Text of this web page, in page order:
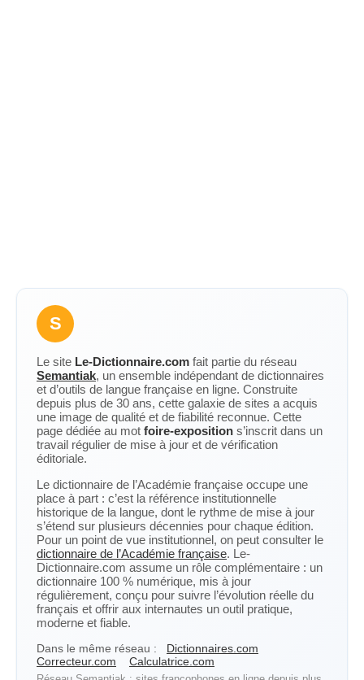
S
Le site Le-Dictionnaire.com fait partie du réseau
Semantiak, un ensemble indépendant de dictionnaires
et d’outils de langue française en ligne. Construite
depuis plus de 30 ans, cette galaxie de sites a acquis
une image de qualité et de fiabilité reconnue. Cette
page dédiée au mot foire-exposition s’inscrit dans un
travail régulier de mise à jour et de vérification
éditoriale.
Le dictionnaire de l’Académie française occupe une
place à part : c’est la référence institutionnelle
historique de la langue, dont le rythme de mise à jour
s’étend sur plusieurs décennies pour chaque édition.
Pour un point de vue institutionnel, on peut consulter le
dictionnaire de l’Académie française. Le-
Dictionnaire.com assume un rôle complémentaire : un
dictionnaire 100 % numérique, mis à jour
régulièrement, conçu pour suivre l’évolution réelle du
français et offrir aux internautes un outil pratique,
moderne et fiable.
Dans le même réseau :
Dictionnaires.com
Correcteur.com
Calculatrice.com